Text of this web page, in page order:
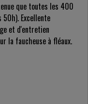
que toutes les 400
Excellente
et d'entretien
la faucheuse à fléaux.